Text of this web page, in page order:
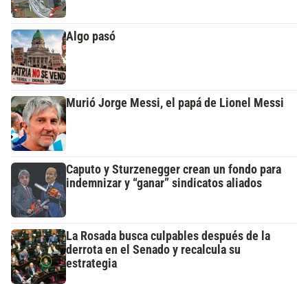
Algo pasó
Murió Jorge Messi, el papá de Lionel Messi
Caputo y Sturzenegger crean un fondo para
indemnizar y “ganar” sindicatos aliados
La Rosada busca culpables después de la
derrota en el Senado y recalcula su
estrategia